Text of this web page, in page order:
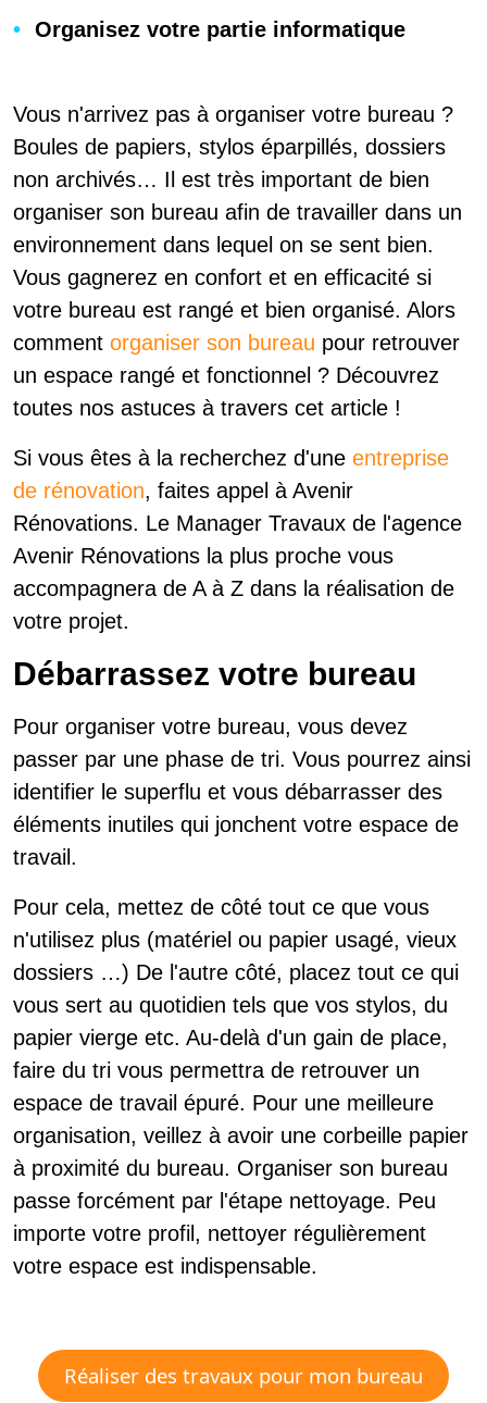
Organisez votre partie informatique
Vous n'arrivez pas à organiser votre bureau ?
Boules de papiers, stylos éparpillés, dossiers
non archivés… Il est très important de bien
organiser son bureau afin de travailler dans un
environnement dans lequel on se sent bien.
Vous gagnerez en confort et en efficacité si
votre bureau est rangé et bien organisé. Alors
comment organiser son bureau pour retrouver
un espace rangé et fonctionnel ? Découvrez
toutes nos astuces à travers cet article !
Si vous êtes à la recherchez d'une entreprise
de rénovation, faites appel à Avenir
Rénovations. Le Manager Travaux de l'agence
Avenir Rénovations la plus proche vous
accompagnera de A à Z dans la réalisation de
votre projet.
Débarrassez votre bureau
Pour organiser votre bureau, vous devez
passer par une phase de tri. Vous pourrez ainsi
identifier le superflu et vous débarrasser des
éléments inutiles qui jonchent votre espace de
travail.
Pour cela, mettez de côté tout ce que vous
n'utilisez plus (matériel ou papier usagé, vieux
dossiers …) De l'autre côté, placez tout ce qui
vous sert au quotidien tels que vos stylos, du
papier vierge etc. Au-delà d'un gain de place,
faire du tri vous permettra de retrouver un
espace de travail épuré. Pour une meilleure
organisation, veillez à avoir une corbeille papier
à proximité du bureau. Organiser son bureau
passe forcément par l'étape nettoyage. Peu
importe votre profil, nettoyer régulièrement
votre espace est indispensable.
Réaliser des travaux pour mon bureau